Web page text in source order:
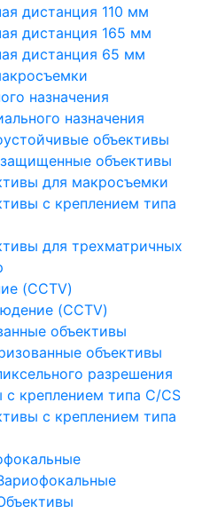
дистанция 110 мм
дистанция 165 мм
дистанция 65 мм
назначения
назначения
объективы
объективы
для макросъемки
с креплением типа
для трехматричных
(CCTV)
(CCTV)
объективы
объективы
разрешения
с креплением типа C/CS
с креплением типа